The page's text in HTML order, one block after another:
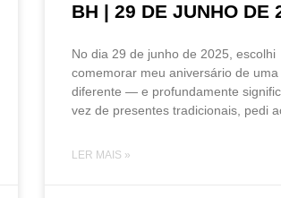
BH | 29 DE JUNHO DE
No dia 29 de junho de 2025, escolhi
comemorar meu aniversário de uma
diferente — e profundamente
vez de presentes tradicionais, pedi
LER MAIS »